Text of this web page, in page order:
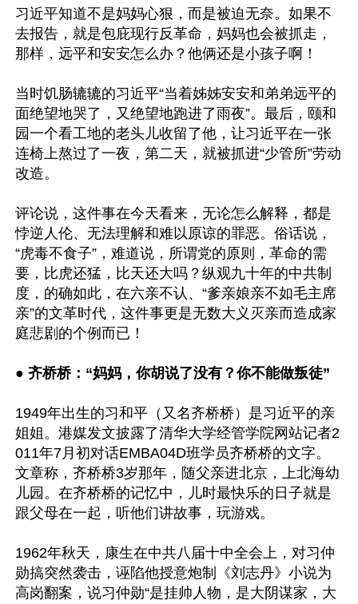
习近平知道不是妈妈心狠，而是被迫无奈。如果不
去报告，就是包庇现行反革命，妈妈也会被抓走，
那样，远平和安安怎么办？他俩还是小孩子啊！
当时饥肠辘辘的习近平“当着姊姊安安和弟弟远平的
面绝望地哭了，又绝望地跑进了雨夜”。最后，颐和
园一个看工地的老头儿收留了他，让习近平在一张
连椅上熬过了一夜，第二天，就被抓进“少管所”劳动
改造。
评论说，这件事在今天看来，无论怎么解释，都是
悖逆人伦、无法理解和难以原谅的罪恶。俗话说，
“虎毒不食子”，难道说，所谓党的原则，革命的需
要，比虎还猛，比天还大吗？纵观九十年的中共制
度，的确如此，在六亲不认、“爹亲娘亲不如毛主席
亲”的文革时代，这件事更是无数大义灭亲而造成家
庭悲剧的个例而已！
● 齐桥桥：“妈妈，你胡说了没有？你不能做叛徒”
1949年出生的习和平（又名齐桥桥）是习近平的亲
姐姐。港媒发文披露了清华大学经管学院网站记者2
011年7月初对话EMBA04D班学员齐桥桥的文字。
文章称，齐桥桥3岁那年，随父亲进北京，上北海幼
儿园。在齐桥桥的记忆中，儿时最快乐的日子就是
跟父母在一起，听他们讲故事，玩游戏。
1962年秋天，康生在中共八届十中全会上，对习仲
勋搞突然袭击，诬陷他授意炮制《刘志丹》小说为
高岗翻案，说习仲勋“是挂帅人物，是大阴谋家，大